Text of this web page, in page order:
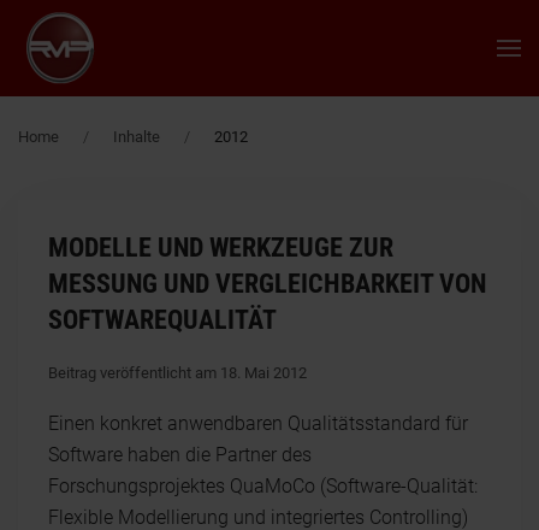
Zum Hauptinhalt springen
Home Inhalte 2012
MODELLE UND WERKZEUGE ZUR
MESSUNG UND VERGLEICHBARKEIT VON
SOFTWAREQUALITÄT
Beitrag veröffentlicht am 18. Mai 2012
Einen konkret anwendbaren Qualitätsstandard für
Software haben die Partner des
Forschungsprojektes QuaMoCo (Software-Qualität:
Flexible Modellierung und integriertes Controlling)